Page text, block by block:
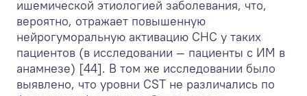
ишемической этиологией заболевания, что,
вероятно, отражает повышенную
нейрогуморальную активацию СНС у таких
пациентов (в исследовании — пациенты с ИМ в
анамнезе) [44]. В том же исследовании было
выявлено, что уровни CST не различались по